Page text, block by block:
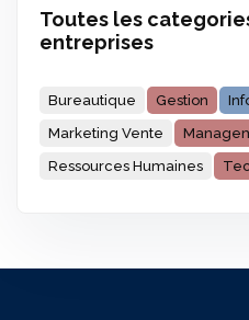
Toutes les
entreprises
Bureautique Gestion
Marketing Vente
Ressources Humaines